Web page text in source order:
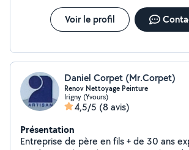
Voir le profil
Daniel Corpet (Mr.Corpet)
Renov Nettoyage Peinture
Irigny (Yvours)
4,5/5 (8 avis)
Présentation
Entreprise de père en fils + de 30 ans